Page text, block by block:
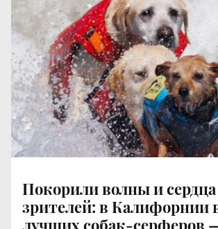
Покорили волны и сердца
зрителей: в Калифорнии
лучших собак-серферов